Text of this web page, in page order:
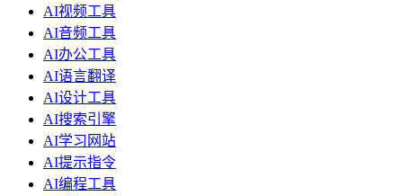
AI视频工具
AI音频工具
AI办公工具
AI语言翻译
AI设计工具
AI搜索引擎
AI学习网站
AI提示指令
AI编程工具